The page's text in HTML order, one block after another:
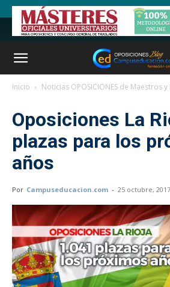
Inicio Noticias OPOSICIONES de Maestros
Oposiciones La
plazas para los
años
Por Campuseducacion.com - 25 octubre, 2017